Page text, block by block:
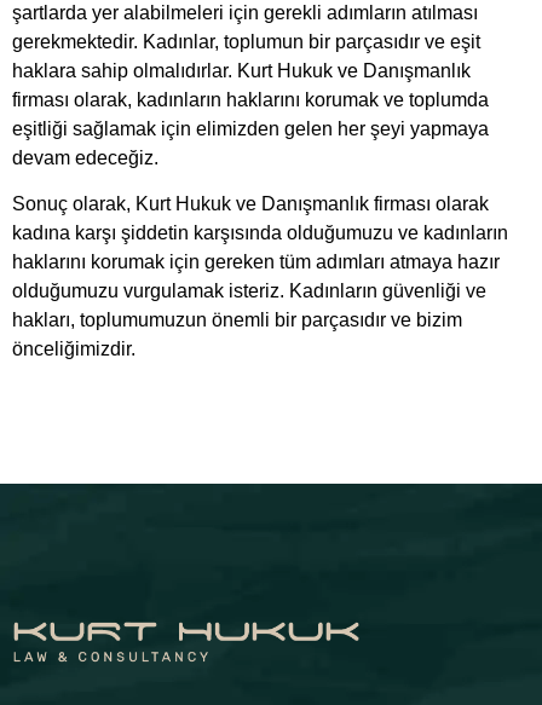
şartlarda yer alabilmeleri için gerekli adımların atılması
gerekmektedir. Kadınlar, toplumun bir parçasıdır ve eşit
haklara sahip olmalıdırlar. Kurt Hukuk ve Danışmanlık
firması olarak, kadınların haklarını korumak ve toplumda
eşitliği sağlamak için elimizden gelen her şeyi yapmaya
devam edeceğiz.
Sonuç olarak, Kurt Hukuk ve Danışmanlık firması olarak
kadına karşı şiddetin karşısında olduğumuzu ve kadınların
haklarını korumak için gereken tüm adımları atmaya hazır
olduğumuzu vurgulamak isteriz. Kadınların güvenliği ve
hakları, toplumumuzun önemli bir parçasıdır ve bizim
önceliğimizdir.